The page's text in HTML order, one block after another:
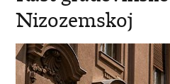
Nizozemskoj